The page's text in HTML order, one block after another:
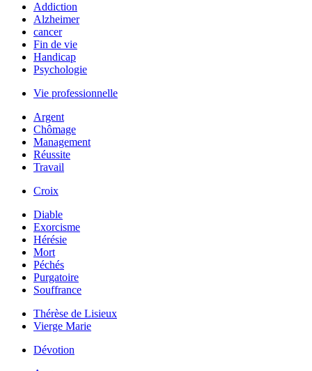
Addiction
Alzheimer
cancer
Fin de vie
Handicap
Psychologie
Vie professionnelle
Argent
Chômage
Management
Réussite
Travail
Croix
Diable
Exorcisme
Hérésie
Mort
Péchés
Purgatoire
Souffrance
Thérèse de Lisieux
Vierge Marie
Dévotion